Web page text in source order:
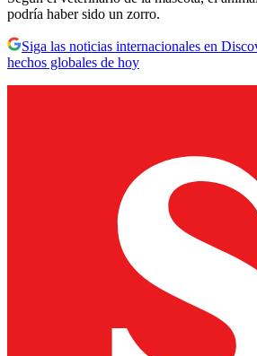
podría haber sido un zorro.
Siga las noticias internacionales en
hechos globales de hoy